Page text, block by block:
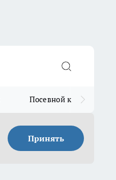
Посевной календарь
Принять